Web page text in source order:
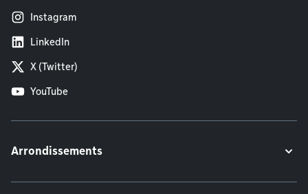
Instagram
LinkedIn
X (Twitter)
YouTube
Arrondissements